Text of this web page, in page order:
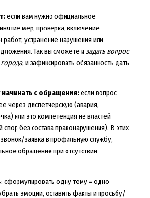
если вам нужно официальное
мер, проверка, включение
устранение нарушения или
Так вы сможете изадать вопрос
, и зафиксировать обязанность дать
начинать с обращения:если вопрос
через диспетчерскую (авария,
или это компетенция не властей
спор без состава правонарушения). В этих
звонок/заявка в профильную службу,
обращение при отсутствии
: сформулировать одну тему = одно
эмоции, оставить факты и просьбу/